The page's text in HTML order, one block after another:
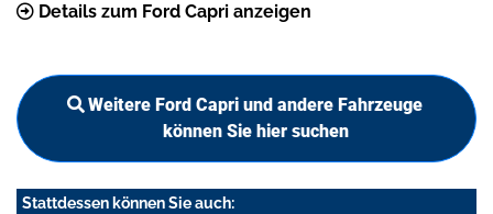
Details zum Ford Capri anzeigen
Weitere Ford Capri und andere Fahrzeuge
können Sie hier suchen
Stattdessen können Sie auch: